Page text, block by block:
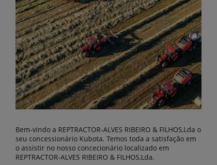
Bem-vindo a REPTRACTOR-ALVES RIBEIRO & FILHOS,Lda o
seu concessionário Kubota. Temos toda a satisfação em
o assistir no nosso concecionário localizado em
REPTRACTOR-ALVES RIBEIRO & FILHOS,Lda.